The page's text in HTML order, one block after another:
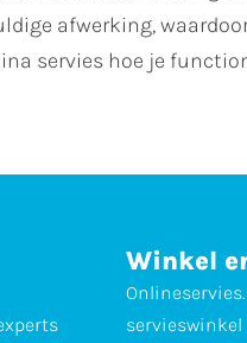
afwerking,
servies hoe je
Winkel